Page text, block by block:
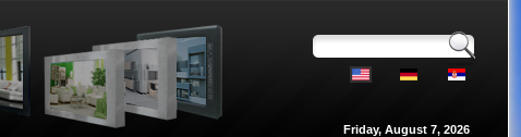
Friday, August 7, 2026